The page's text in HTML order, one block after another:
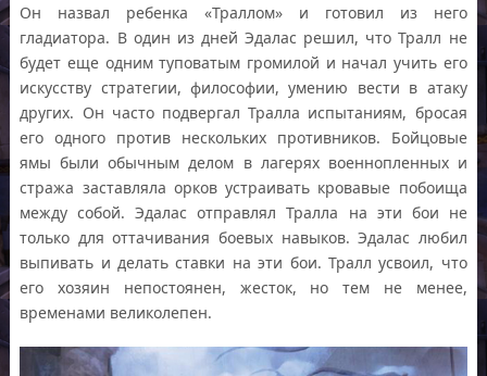
Он назвал ребенка «Траллом» и готовил из него
гладиатора. В один из дней Эдалас решил, что Тралл не
будет еще одним туповатым громилой и начал учить его
искусству стратегии, философии, умению вести в атаку
других. Он часто подвергал Тралла испытаниям, бросая
его одного против нескольких противников. Бойцовые
ямы были обычным делом в лагерях военнопленных и
стража заставляла орков устраивать кровавые побоища
между собой. Эдалас отправлял Тралла на эти бои не
только для оттачивания боевых навыков. Эдалас любил
выпивать и делать ставки на эти бои. Тралл усвоил, что
его хозяин непостоянен, жесток, но тем не менее,
временами великолепен.